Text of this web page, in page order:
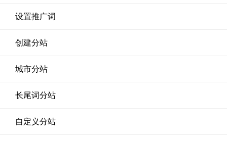
设置推广词
创建分站
城市分站
长尾词分站
自定义分站